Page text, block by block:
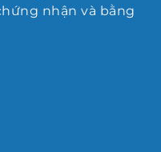
nhận và bằng